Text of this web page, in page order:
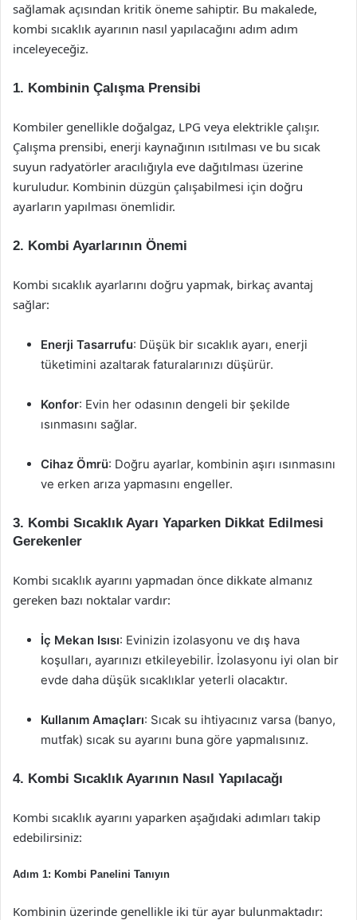
sağlamak açısından kritik öneme sahiptir. Bu makalede,
kombi sıcaklık ayarının nasıl yapılacağını adım adım
inceleyeceğiz.
1. Kombinin Çalışma Prensibi
Kombiler genellikle doğalgaz, LPG veya elektrikle çalışır.
Çalışma prensibi, enerji kaynağının ısıtılması ve bu sıcak
suyun radyatörler aracılığıyla eve dağıtılması üzerine
kuruludur. Kombinin düzgün çalışabilmesi için doğru
ayarların yapılması önemlidir.
2. Kombi Ayarlarının Önemi
Kombi sıcaklık ayarlarını doğru yapmak, birkaç avantaj
sağlar:
Enerji Tasarrufu: Düşük bir sıcaklık ayarı, enerji
tüketimini azaltarak faturalarınızı düşürür.
Konfor: Evin her odasının dengeli bir şekilde
ısınmasını sağlar.
Cihaz Ömrü: Doğru ayarlar, kombinin aşırı ısınmasını
ve erken arıza yapmasını engeller.
3. Kombi Sıcaklık Ayarı Yaparken Dikkat Edilmesi
Gerekenler
Kombi sıcaklık ayarını yapmadan önce dikkate almanız
gereken bazı noktalar vardır:
İç Mekan Isısı: Evinizin izolasyonu ve dış hava
koşulları, ayarınızı etkileyebilir. İzolasyonu iyi olan bir
evde daha düşük sıcaklıklar yeterli olacaktır.
Kullanım Amaçları: Sıcak su ihtiyacınız varsa (banyo,
mutfak) sıcak su ayarını buna göre yapmalısınız.
4. Kombi Sıcaklık Ayarının Nasıl Yapılacağı
Kombi sıcaklık ayarını yaparken aşağıdaki adımları takip
edebilirsiniz:
Adım 1: Kombi Panelini Tanıyın
Kombinin üzerinde genellikle iki tür ayar bulunmaktadır: